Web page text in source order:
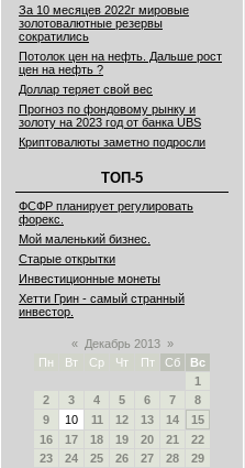
За 10 месяцев 2022г мировые
золотовалютные резервы
сократились
Потолок цен на нефть. Дальше рост
цен на нефть ?
Доллар теряет свой вес
Прогноз по фондовому рынку и
золоту на 2023 год от банка UBS
Криптовалюты заметно подросли
ТОП-5
ФСФР планирует регулировать
форекс.
Мой маленький бизнес.
Старые открытки
Инвестиционные монеты
Хетти Грин - самый странный
инвестор.
« Декабрь 2013 »
Пн
Вт Ср Чт Пт Сб
Вс
1
2
3 4 5 6 7
8
9
10 11 12 13 14
15
16
17 18 19 20 21
22
23
24 25 26 27 28
29